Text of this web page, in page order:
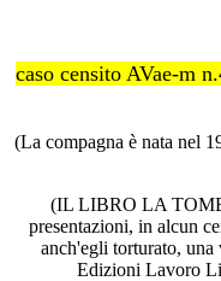
caso censito AVae-m
(La compagna è nata nel
(IL LIBRO LA
presentazioni, in alcun
anch'egli torturato, una
Edizioni Lavoro